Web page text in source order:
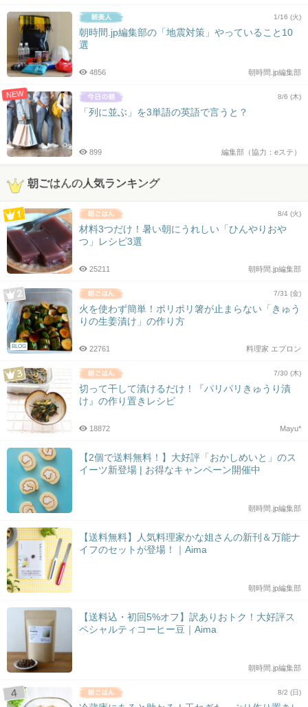
1/16 (火)
朝時間.jp編集部の「地震対策」やっていること10
選
朝時間.jp編集部
4856
NEW 8/6 (木)
「列に並ぶ」を3単語の英語で言うと？
編集部（協力：eステ）
899
朝ごはんの人気ランキング
8/4 (火)
材料3つだけ！暑い朝にうれしい「ひんやりおや
つ」レシピ3選
朝時間.jp編集部
25211
BLOG
7/31 (金)
火を使わず簡単！ポリポリ箸が止まらない「きゅう
りの生姜漬け」の作り方
料理家 エプロン
22761
7/30 (木)
切って干して漬けるだけ！『パリパリきゅうり漬
け』の作り置きレシピ
Mayu*
18872
【2個で送料無料！】大好評「おかしめいと」のス
イーツ新登場 | お得なキャンペーン開催中
朝時間.jp編集部
【送料無料】人気料理家かな姐さんの新刊＆万能ナ
イフのセットが登場！｜Aima
朝時間.jp編集部
【送料込・初回5%オフ】訳ありおトク！大好評ス
ペシャルティコーヒー豆｜Aima
朝時間.jp編集部
8/2 (日)